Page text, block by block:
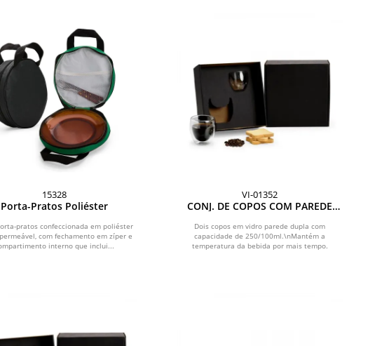
15328
Porta-Pratos Poliéster
pratos confeccionada em poliéster
com fechamento em zíper e
interno que inclui...
VI-01352
CONJ. DE COPOS COM PAREDE
Dois copos em vidro parede dupla com
capacidade de 250/100ml.\nMantém a
temperatura da bebida por mais tempo.